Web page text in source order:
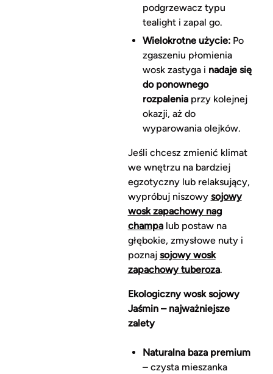
podgrzewacz typu
tealight i zapal go.
Wielokrotne użycie:Po
zgaszeniu płomienia
wosk zastyga i nadaje się
do ponownego
rozpaleniaprzy kolejnej
okazji, aż do
wyparowania olejków.
Jeśli chcesz zmienić klimat
we wnętrzu na bardziej
egzotyczny lub relaksujący,
wypróbuj niszowy sojowy
wosk zapachowy nag
champalub postaw na
głębokie, zmysłowe nuty i
poznaj sojowy wosk
zapachowy tuberoza.
Ekologiczny wosk sojowy
Jaśmin – najważniejsze
zalety
Naturalna baza premium
– czysta mieszanka